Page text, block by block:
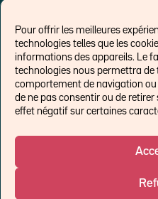
Pour offrir les meilleures
technologies telles que les
informations des appareils. Le
technologies nous permettra de
comportement de navigation ou
de ne pas consentir ou de
effet négatif sur certaines
LIENS
Politique de